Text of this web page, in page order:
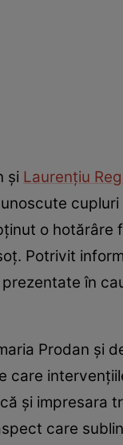
și Laurențiu
o
Potrivit
în
Prodan și
care
și impresara
care